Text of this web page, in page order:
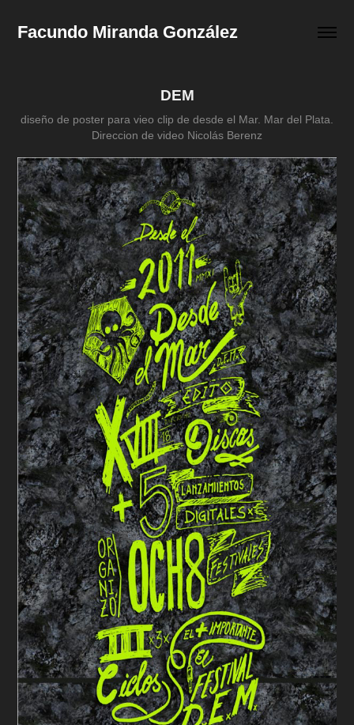
Facundo Miranda González
DEM
diseño de poster para vieo clip de desde el Mar. Mar del Plata.
Direccion de video Nicolás Berenz